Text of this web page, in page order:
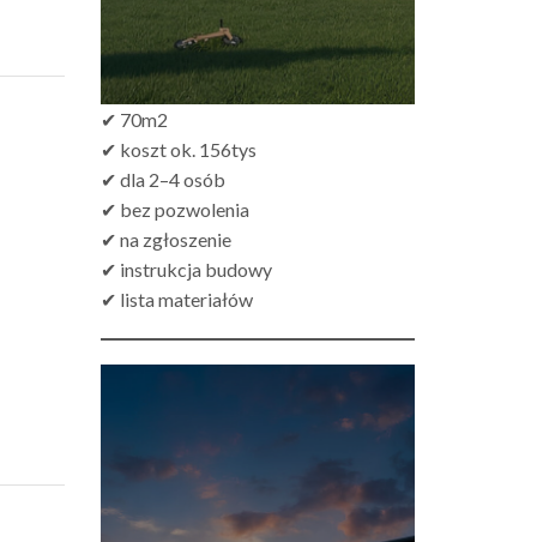
✔ 70m2
✔ koszt ok. 156tys
✔ dla 2–4 osób
✔ bez pozwolenia
✔ na zgłoszenie
✔ instrukcja budowy
✔ lista materiałów